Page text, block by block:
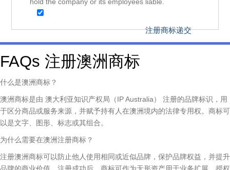
FAQs 注册澳洲商标
什么是澳洲商标？
澳洲商标是由 澳大利亚知识产权局（IP Australia） 注册的品牌标识，用
于区分商品或服务来源，并赋予持有人在澳洲境内的法律专用权。商标可
以是文字、图形、标志或其组合。
为什么需要在澳洲注册商标？
注册澳洲商标可以防止他人使用相同或近似品牌，保护品牌权益，并提升
品牌的商业价值。注册成功后，商标可作为无形资产用于业务扩展、授权